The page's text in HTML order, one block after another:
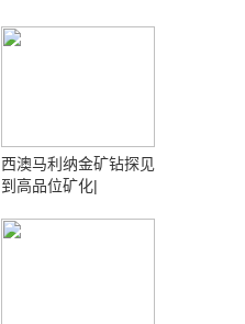
西澳马利纳金矿钻探见
到高品位矿化|